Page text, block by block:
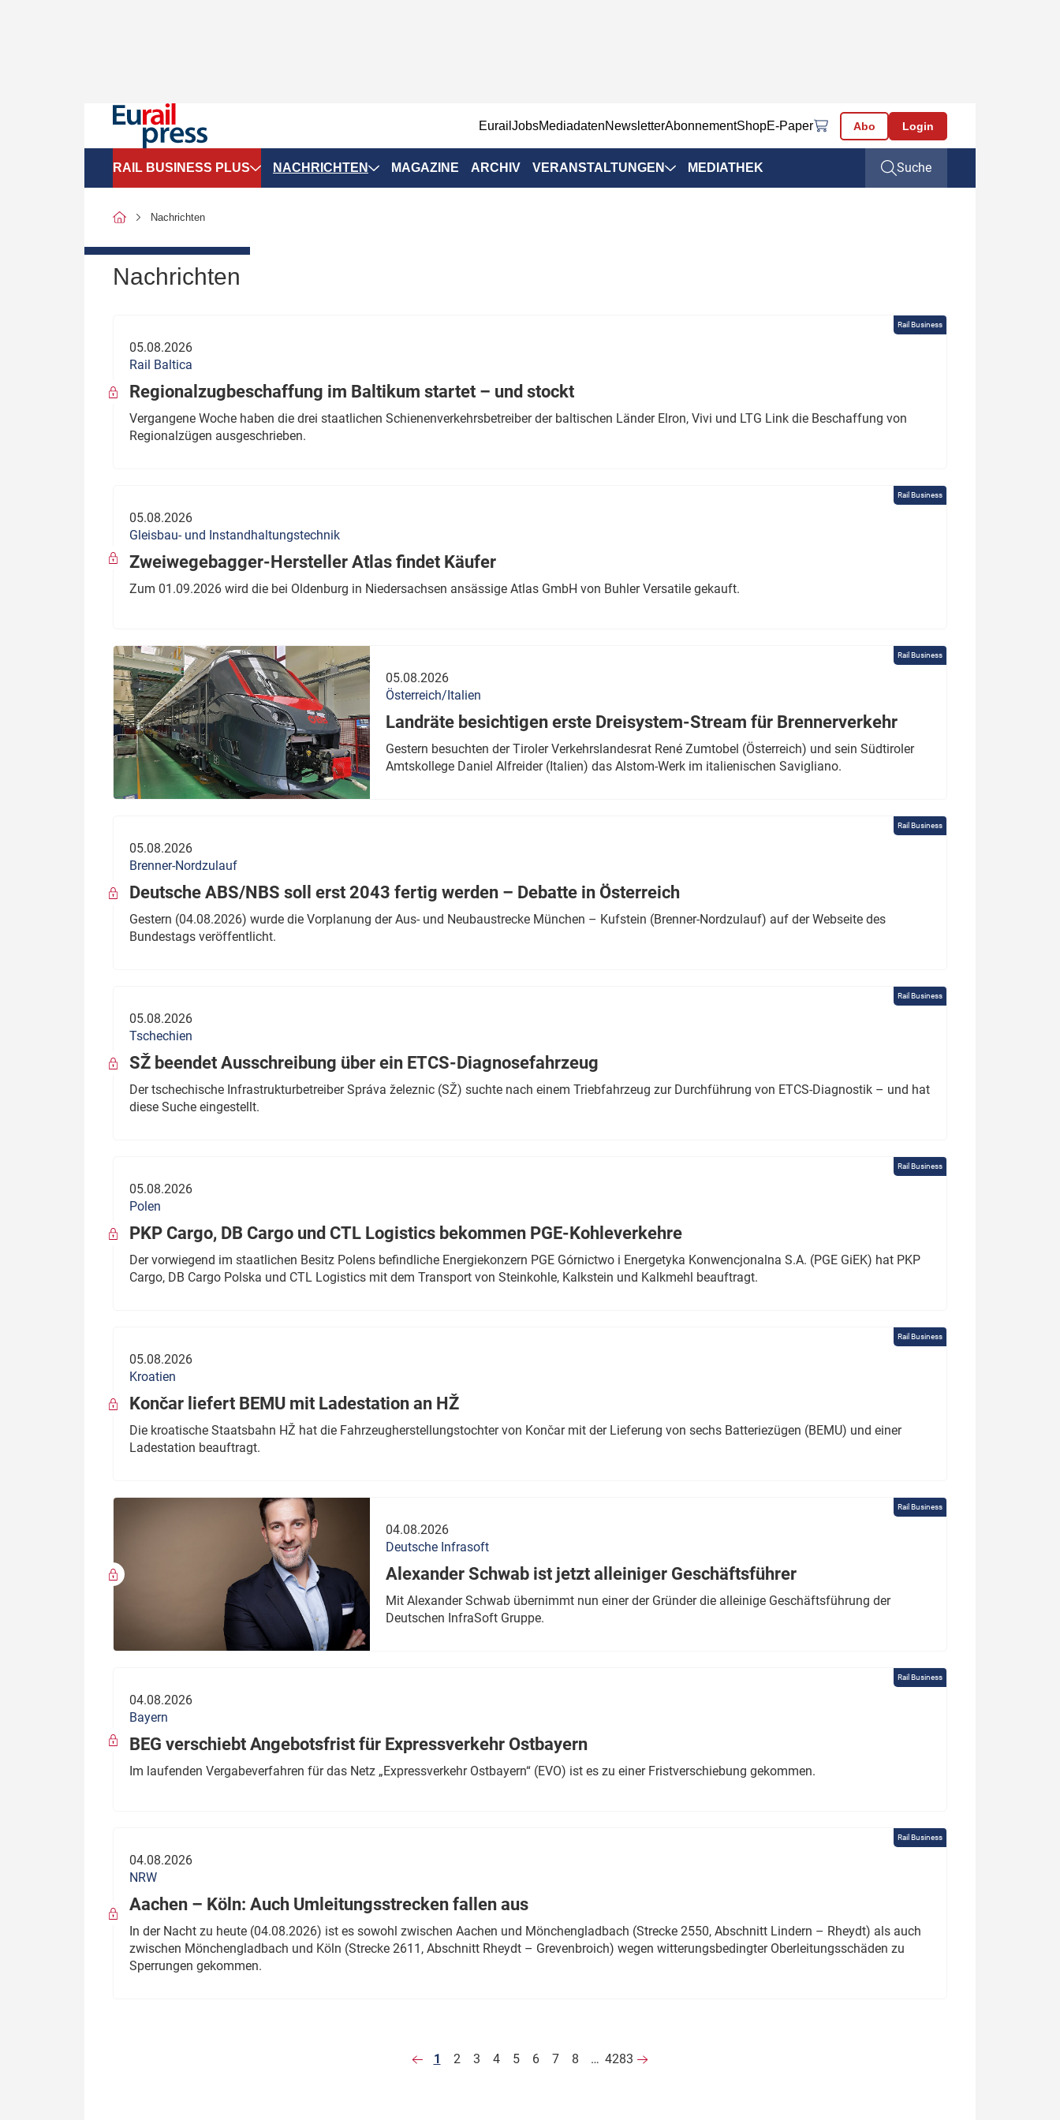
EurailJobsMediadatenNewsletterAbonnementShopE-Paper Abo Login
RAIL BUSINESS PLUS
SPNV-Marktdaten
Politik
Verbände: Wer spricht für
wen?
Thema des Monats
Dossier: Generalsanierung
Dossier: ETCS
NACHRICHTEN
Infrastruktur & Ausrüstung
ÖPNV
MAGAZINE ARCHIV VERANSTALTUNGEN MEDIATHEK Suche
Nachrichten
Nachrichten
Rail Business
05.08.2026
Rail Baltica
Regionalzugbeschaffung im Baltikum startet – und stockt
Vergangene Woche haben die drei staatlichen Schienenverkehrsbetreiber der baltischen Länder Elron, Vivi und LTG Link die Beschaffung von
Regionalzügen ausgeschrieben.
Rail Business
05.08.2026
Gleisbau- und Instandhaltungstechnik
Zweiwegebagger-Hersteller Atlas findet Käufer
Zum 01.09.2026 wird die bei Oldenburg in Niedersachsen ansässige Atlas GmbH von Buhler Versatile gekauft.
Rail Business
05.08.2026
Österreich/Italien
Landräte besichtigen erste Dreisystem-Stream für Brennerverkehr
Gestern besuchten der Tiroler Verkehrslandesrat René Zumtobel (Österreich) und sein Südtiroler
Amtskollege Daniel Alfreider (Italien) das Alstom-Werk im italienischen Savigliano.
Rail Business
05.08.2026
Brenner-Nordzulauf
Deutsche ABS/NBS soll erst 2043 fertig werden – Debatte in Österreich
Gestern (04.08.2026) wurde die Vorplanung der Aus- und Neubaustrecke München – Kufstein (Brenner-Nordzulauf) auf der Webseite des
Bundestags veröffentlicht.
Rail Business
05.08.2026
Tschechien
SŽ beendet Ausschreibung über ein ETCS-Diagnosefahrzeug
Der tschechische Infrastrukturbetreiber Správa železnic (SŽ) suchte nach einem Triebfahrzeug zur Durchführung von ETCS-Diagnostik – und hat
diese Suche eingestellt.
Rail Business
05.08.2026
Polen
PKP Cargo, DB Cargo und CTL Logistics bekommen PGE-Kohleverkehre
Der vorwiegend im staatlichen Besitz Polens befindliche Energiekonzern PGE Górnictwo i Energetyka Konwencjonalna S.A. (PGE GiEK) hat PKP
Cargo, DB Cargo Polska und CTL Logistics mit dem Transport von Steinkohle, Kalkstein und Kalkmehl beauftragt.
Rail Business
05.08.2026
Kroatien
Končar liefert BEMU mit Ladestation an HŽ
Die kroatische Staatsbahn HŽ hat die Fahrzeugherstellungstochter von Končar mit der Lieferung von sechs Batteriezügen (BEMU) und einer
Ladestation beauftragt.
Rail Business
04.08.2026
Deutsche Infrasoft
Alexander Schwab ist jetzt alleiniger Geschäftsführer
Mit Alexander Schwab übernimmt nun einer der Gründer die alleinige Geschäftsführung der
Deutschen InfraSoft Gruppe.
Rail Business
04.08.2026
Bayern
BEG verschiebt Angebotsfrist für Expressverkehr Ostbayern
Im laufenden Vergabeverfahren für das Netz „Expressverkehr Ostbayern“ (EVO) ist es zu einer Fristverschiebung gekommen.
Rail Business
04.08.2026
NRW
Aachen – Köln: Auch Umleitungsstrecken fallen aus
In der Nacht zu heute (04.08.2026) ist es sowohl zwischen Aachen und Mönchengladbach (Strecke 2550, Abschnitt Lindern – Rheydt) als auch
zwischen Mönchengladbach und Köln (Strecke 2611, Abschnitt Rheydt – Grevenbroich) wegen witterungsbedingter Oberleitungsschäden zu
Sperrungen gekommen.
1 2 3 4 5 6 7 8 … 4283